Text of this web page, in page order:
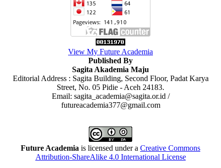
View My Future Academia
Published By
Sagita Akademia Maju
Editorial Address : Sagita Building, Second Floor, Padat Karya
Street, No. 05 Pidie - Aceh 24183.
Email: sagita_academia@sagita.or.id /
futureacademia377@gmail.com
Future Academia is licensed under a Creative Commons
Attribution-ShareAlike 4.0 International License